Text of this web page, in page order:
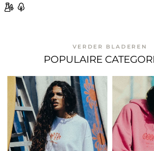
VERDER BLADEREN
POPULAIRE